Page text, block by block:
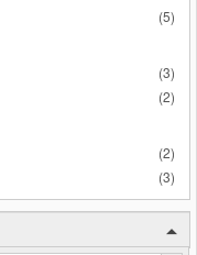
(5)
(3)
(2)
(2)
(3)